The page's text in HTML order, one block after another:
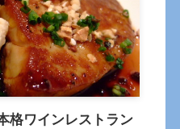
格ワインレストラン